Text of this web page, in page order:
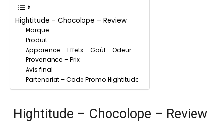
Hightitude – Chocolope – Review
Marque
Produit
Apparence – Effets – Goût – Odeur
Provenance – Prix
Avis final
Partenariat – Code Promo Hightitude
Hightitude – Chocolope – Review